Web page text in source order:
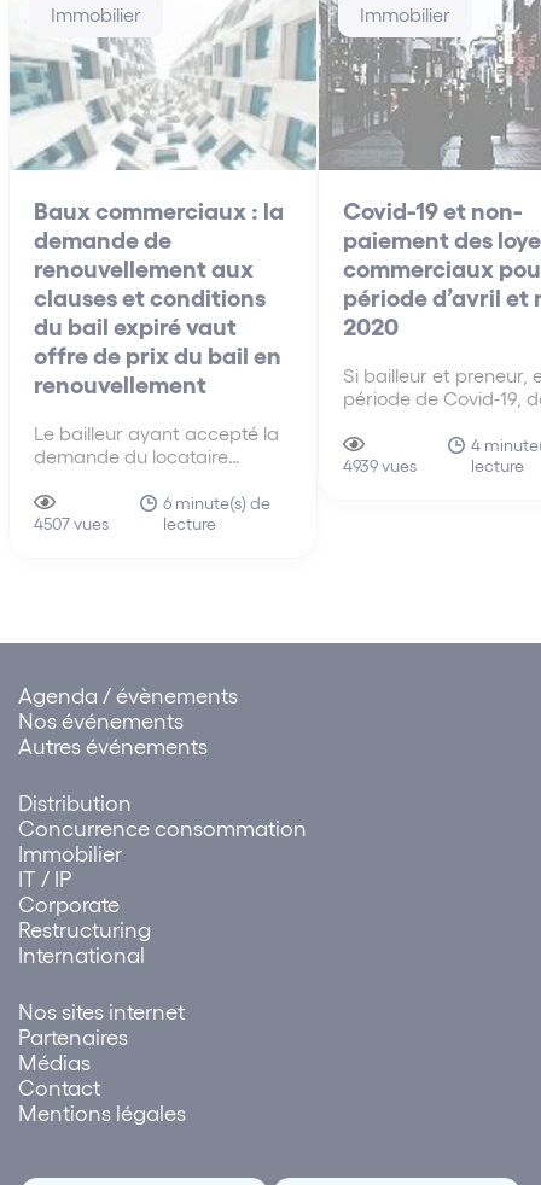
Immobilier
Baux commerciaux : la
demande de
renouvellement aux
clauses et conditions
du bail expiré vaut
offre de prix du bail en
renouvellement
Le bailleur ayant accepté la
demande du locataire
aux clauses et conditions du
précédent bail, la demande
4507 vues
6 minute(s) de
lecture
Immobilier
Covid-19 et non-
paiement des
commerciaux
période d’avril et
2020
Si bailleur et preneur,
période de Covid-19,
sur la nécessité
les modalités
4939 vues
4
lecture
Agenda / évènements
Nos événements
Autres événements
Distribution
Concurrence consommation
Immobilier
IT / IP
Corporate
Restructuring
International
Nos sites internet
Partenaires
Médias
Contact
Mentions légales